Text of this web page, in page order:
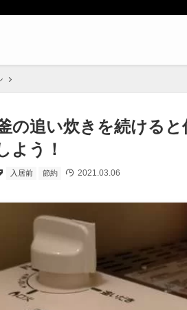
の追い炊きを続ける
よう！
入居前 節約 2021.03.06